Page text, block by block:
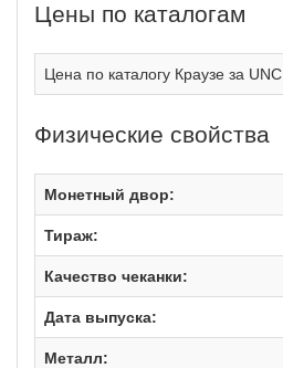
Цены по каталогам
Цена по каталогу Краузе за UNC
Физические свойства
Монетный двор:
Тираж:
Качество чеканки:
Дата выпуска:
Металл: